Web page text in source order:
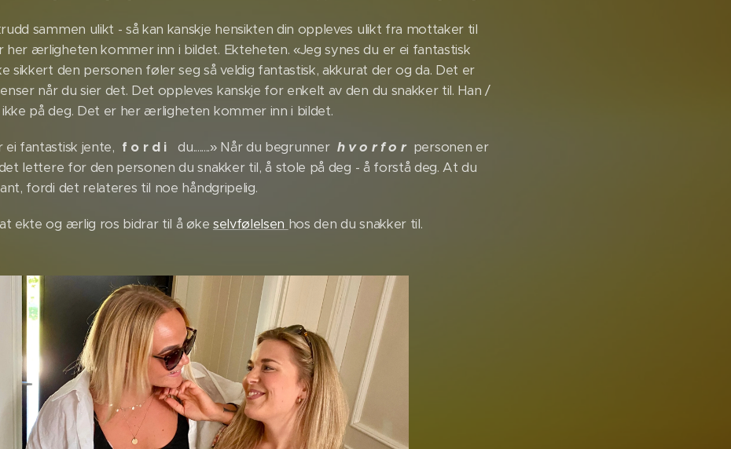
sammen ulikt - så kan kanskje hensikten din oppleves ulikt fra mottaker til
ærligheten kommer inn i bildet. Ekteheten. «Jeg synes du er ei fantastisk
sikkert den personen føler seg så veldig fantastisk, akkurat der og da. Det er
når du sier det. Det oppleves kanskje for enkelt av den du snakker til. Han /
på deg. Det er her ærligheten kommer inn i bildet.
ei fantastisk jente, f o r d idu........» Når du begrunner h v o r f o r personen er
lettere for den personen du snakker til, å stole på deg - å forstå deg. At du
fordi det relateres til noe håndgripelig.
ekte og ærlig ros bidrar til å øke selvfølelsen hos den du snakker til.